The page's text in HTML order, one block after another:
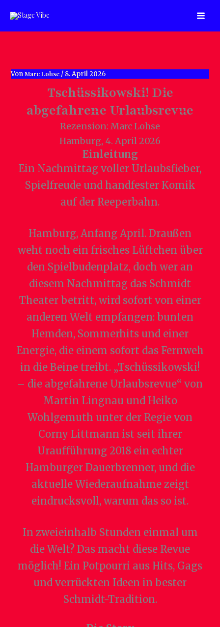
Inhalt
VonMarc Lohse/ 8. April 2026
Tschüssikowski! Die
abgefahrene Urlaubsrevue
Rezension: Marc Lohse
Hamburg, 4. April 2026
Einleitung
Ein Nachmittag voller Urlaubsfieber,
Spielfreude und handfester Komik
auf der Reeperbahn.
Hamburg, Anfang April. Draußen
weht noch ein frisches Lüftchen über
den Spielbudenplatz, doch wer an
diesem Nachmittag das Schmidt
Theater betritt, wird sofort von einer
anderen Welt empfangen: bunten
Hemden, Sommerhits und einer
Energie, die einem sofort das Fernweh
in die Beine treibt. „Tschüssikowski!
– die abgefahrene Urlaubsrevue“ von
Martin Lingnau und Heiko
Wohlgemuth unter der Regie von
Corny Littmann ist seit ihrer
Uraufführung 2018 ein echter
Hamburger Dauerbrenner, und die
aktuelle Wiederaufnahme zeigt
eindrucksvoll, warum das so ist.
In zweieinhalb Stunden einmal um
die Welt? Das macht diese Revue
möglich! Ein Potpourri aus Hits, Gags
und verrückten Ideen in bester
Schmidt-Tradition.